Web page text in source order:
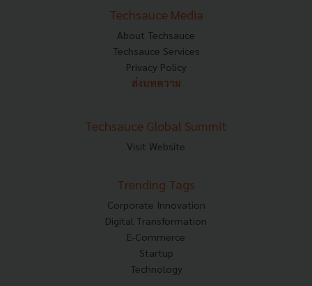
Techsauce Media
About Techsauce
Techsauce Services
Privacy Policy
ส่งบทความ
Techsauce Global Summit
Visit Website
Trending Tags
Corporate Innovation
Digital Transformation
E-Commerce
Startup
Technology